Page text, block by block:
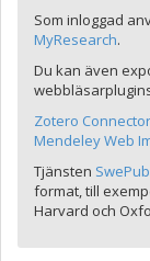
Som inloggad
MyResearch.
Du kan även
Zotero Connector
Mendeley Web
Tjänsten SwePub
format, till
Harvard och